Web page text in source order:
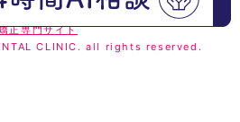
くろさき歯科
正専門サイト
CLINIC. all rights reserved.